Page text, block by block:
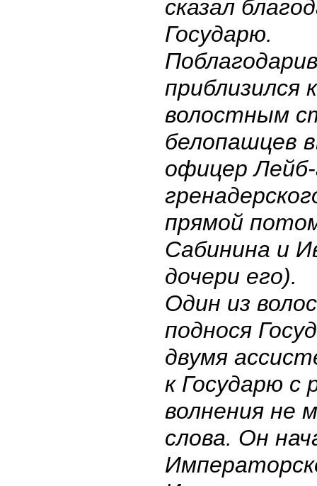
сказал
Государю.
приблизился
волостным
белопашцев
офицер
прямой
Сабинина и
дочери его).
Один из
поднося
двумя
к Государю с
волнения не
слова. Он